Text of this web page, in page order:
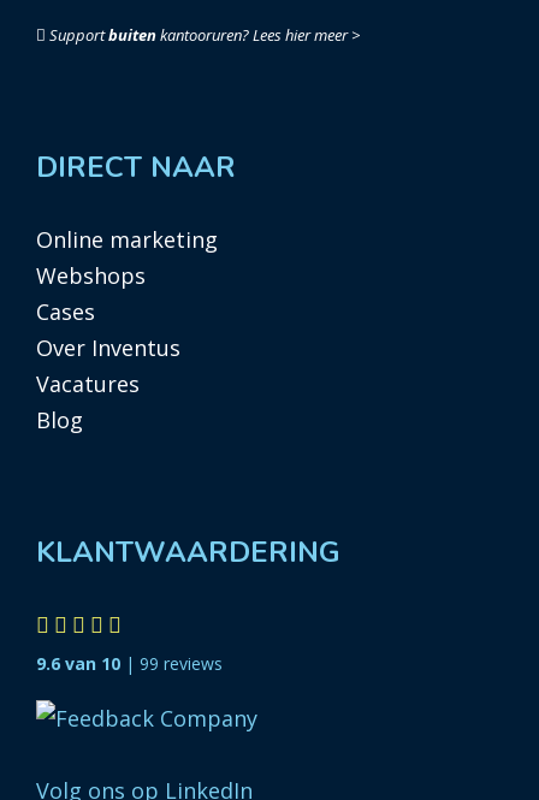
Supportbuitenkantooruren?Lees hier meer >
DIRECT NAAR
Online marketing
Webshops
Cases
Over Inventus
Vacatures
Blog
KLANTWAARDERING
9.6 van 10 | 99 reviews
Volg ons op LinkedIn